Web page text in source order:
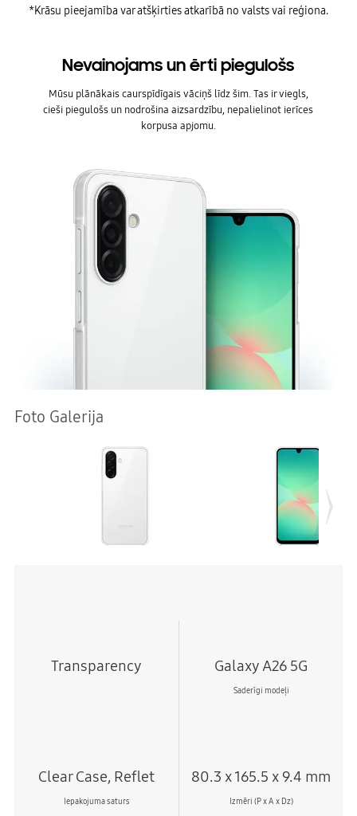
*Krāsu pieejamība var atšķirties atkarībā no valsts vai reģiona.
Nevainojams un ērti piegulošs
Mūsu plānākais caurspīdīgais vāciņš līdz šim. Tas ir viegls,
cieši piegulošs un nodrošina aizsardzību, nepalielinot ierīces
korpusa apjomu.
Foto Galerija
Transparency Galaxy A26 5G
Saderīgi modeļi
Clear Case, Reflet
Iepakojuma saturs
80.3 x 165.5 x 9.4 mm
Izmēri (P x A x Dz)